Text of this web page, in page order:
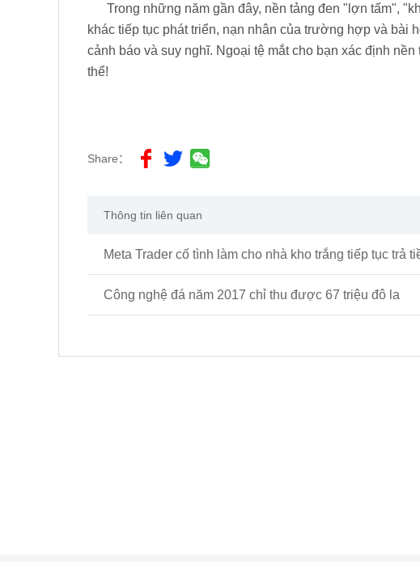
Trong những năm gần đây, nền tảng đen "lợn tấm",
khác tiếp tục phát triển, nạn nhân của trường hợp và bài
cảnh báo và suy nghĩ. Ngoại tệ mắt cho bạn xác định
thể!
Share：
Thông tin liên quan
Công nghệ đá năm 2017 chỉ thu được 67 triệu đô la